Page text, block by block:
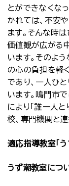
とができなくな
かれては、不安
ます。そんな時
価値観が広がる
います。そのよ
の心の負担を軽
であり、一人ひ
います。鳴門市
により「誰一人
校、専門機関と
適応指導教室「
うず潮教室につ